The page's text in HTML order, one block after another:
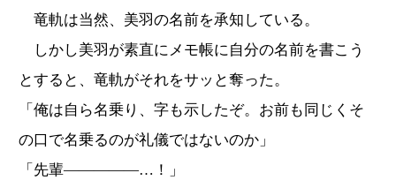
竜軌は当然、美羽の名前を承知している。
しかし美羽が素直にメモ帳に自分の名前を書こう
とすると、竜軌がそれをサッと奪った。
「俺は自ら名乗り、字も示したぞ。お前も同じくそ
の口で名乗るのが礼儀ではないのか」
「先輩―――――…！」